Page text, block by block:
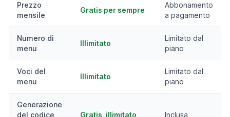
Prezzo
mensile
Gratis per sempre
Abbonamento
a pagamento
Numero di
menu
Illimitato
Limitato dal
piano
Voci del
menu
Illimitato
Limitato dal
piano
Generazione
del codice
Gratis, illimitato Inclusa